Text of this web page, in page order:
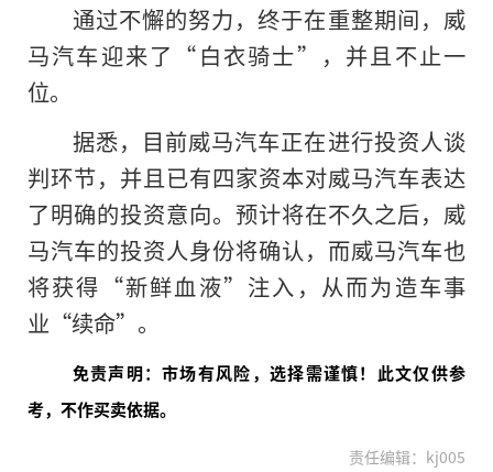
通过不懈的努力，终于在重整期间，威
马汽车迎来了“白衣骑士”，并且不止一
位。
据悉，目前威马汽车正在进行投资人谈
判环节，并且已有四家资本对威马汽车表达
了明确的投资意向。预计将在不久之后，威
马汽车的投资人身份将确认，而威马汽车也
将获得“新鲜血液”注入，从而为造车事
业“续命”。
免责声明：市场有风险，选择需谨慎！此文仅供参
考，不作买卖依据。
责任编辑：kj005